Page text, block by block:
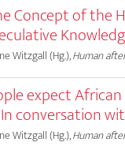
Concept of the
Witzgall (Hg.),Human
expect
conversation
Witzgall (Hg.),Human